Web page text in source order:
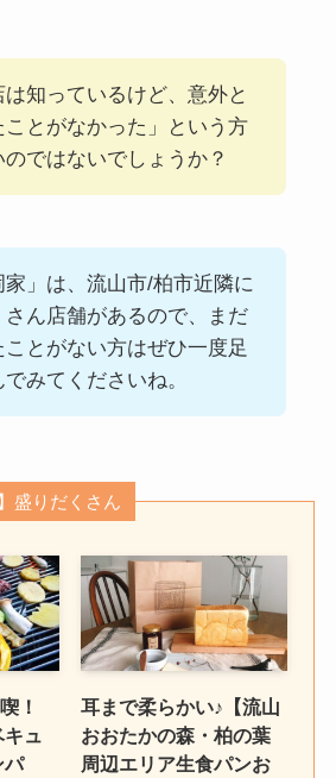
は知っているけど、意外と
ことがなかった」という方
のではないでしょうか？
家」は、流山市/柏市近隣に
さん店舗があるので、まだ
ことがない方はぜひ一度足
でみてくださいね。
盛りだくさん
！
キュ
パ
耳まで柔らかい♪【流山
おおたかの森・柏の葉
周辺エリア生食パンお